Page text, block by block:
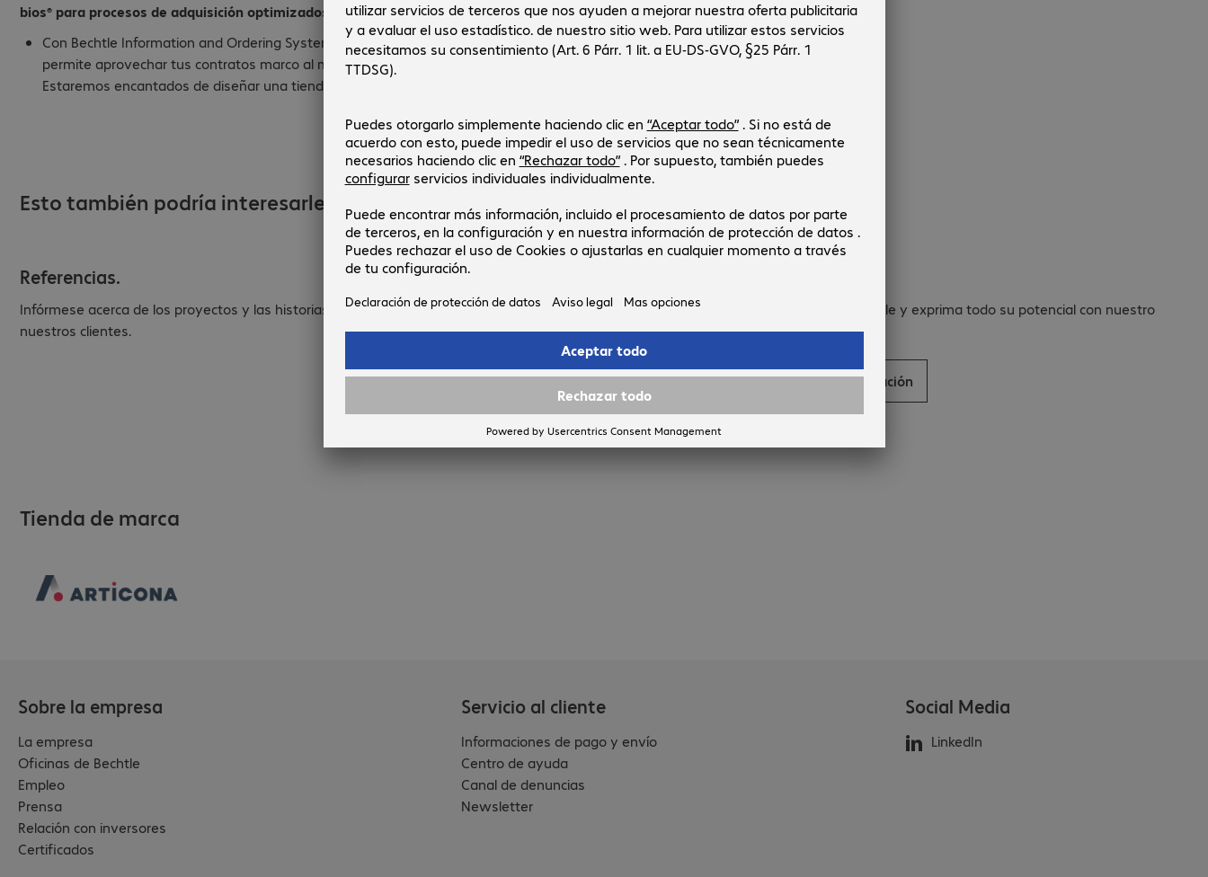
bios® para procesos de adquisición optimizados:
Con Bechtle Information and Ordering System (bios®), podrás simplificar y acelerar los procesos de adquisición. Te
permite aprovechar tus contratos marco al máximo y gestionar tus activos de TI. Ahorrarás tiempo y dinero.
Estaremos encantados de diseñar una tienda bios® a tu medida. Contacta con nosotros.
Esto también podría interesarle...
Referencias.
Infórmese acerca de los proyectos y las historias de éxito de
nuestros clientes.
Empresa.
Con éxito y experiencia. Desde hace más de 40 años.
Únase a Bechtle y exprima todo su potencial con nuestro
equipo.
Más información
Tienda de marca
Sobre la empresa
La empresa
Oficinas de Bechtle
Empleo
Prensa
Relación con inversores
Certificados
Servicio al cliente
Informaciones de pago y envío
Centro de ayuda
Canal de denuncias
Newsletter
Social Media
LinkedIn